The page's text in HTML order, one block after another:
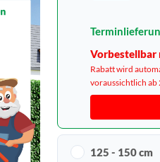
Vorbestellbar
Rabatt wird
voraussichtlich
125 - 150 cm